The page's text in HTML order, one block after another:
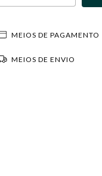
MEIOS DE PAGAMENTO
MEIOS DE ENVIO